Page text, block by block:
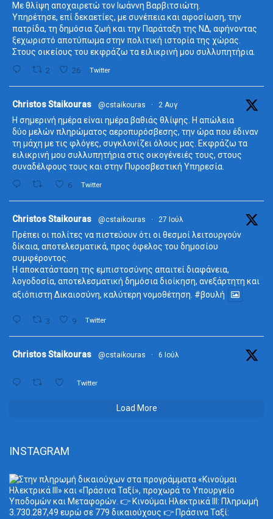
Με θλίψη αποχαιρετώ τον Ιωάννη Βαρβιτσιώτη.
Υπηρέτησε, επί δεκαετίες, με συνέπεια και αφοσίωση, την
πατρίδα, τη δημόσια ζωή και την Παράταξη της ΝΔ, αφήνοντας
ξεχωριστό αποτύπωμα στην πολιτική ιστορία της χώρας.
Στους οικείους του εκφράζω τα ειλικρινή μου συλλυπητήρια.
2 26 Twitter
Christos Staikouras @cstaikouras · 2 Αυγ
Η σημερινή ημέρα είναι ημέρα βαθιάς θλίψης. Η απώλεια
δύο μελών πληρώματος αεροπυρόσβεσης, την ώρα που έδιναν
τη μάχη με τις φλόγες, συγκλονίζει όλους μας. Εκφράζω τα
ειλικρινή μου συλλυπητήρια στις οικογένειές τους, στους
συναδέλφους τους και στην Πυροσβεστική Υπηρεσία.
6 Twitter
Christos Staikouras @cstaikouras · 27 Ιούλ
Πρέπει οι πολίτες να πιστεύουν ότι οι θεσμοί λειτουργούν
δίκαια, αποτελεσματικά, προς όφελος του δημοσίου
συμφέροντος.
Η αποκατάσταση της εμπιστοσύνης απαιτεί διαφάνεια,
λογοδοσία, αποτελεσματική δημόσια διοίκηση, ανεξάρτητη και
αξιόπιστη Δικαιοσύνη, καλύτερη νομοθέτηση. #βουλή
3 9 Twitter
Christos Staikouras @cstaikouras · 6 Ιούλ
Twitter
Load More
INSTAGRAM